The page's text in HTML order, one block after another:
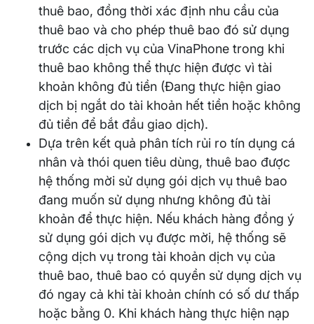
thuê bao, đồng thời xác định nhu cầu của
thuê bao và cho phép thuê bao đó sử dụng
trước các dịch vụ của VinaPhone trong khi
thuê bao không thể thực hiện được vì tài
khoản không đủ tiền (Đang thực hiện giao
dịch bị ngắt do tài khoản hết tiền hoặc không
đủ tiền để bắt đầu giao dịch).
Dựa trên kết quả phân tích rủi ro tín dụng cá
nhân và thói quen tiêu dùng, thuê bao được
hệ thống mời sử dụng gói dịch vụ thuê bao
đang muốn sử dụng nhưng không đủ tài
khoản để thực hiện. Nếu khách hàng đồng ý
sử dụng gói dịch vụ được mời, hệ thống sẽ
cộng dịch vụ trong tài khoản dịch vụ của
thuê bao, thuê bao có quyền sử dụng dịch vụ
đó ngay cả khi tài khoản chính có số dư thấp
hoặc bằng 0. Khi khách hàng thực hiện nạp